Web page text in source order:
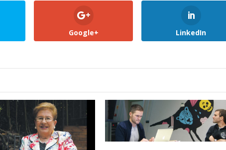
Google+ LinkedIn